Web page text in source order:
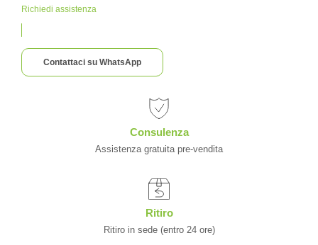
Richiedi assistenza
Contattaci su WhatsApp
Consulenza
Assistenza gratuita pre-vendita
Ritiro
Ritiro in sede (entro 24 ore)